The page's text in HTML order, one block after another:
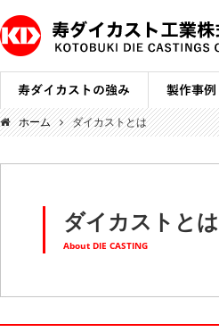
ホーム ダイカストとは
ダイカストとは
About DIE CASTING